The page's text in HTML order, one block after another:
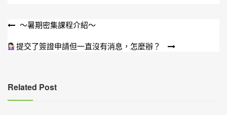
文
章
～暑期密集課程介紹～
提交了簽證申請但一直沒有消息，怎麼辦？
Related Post